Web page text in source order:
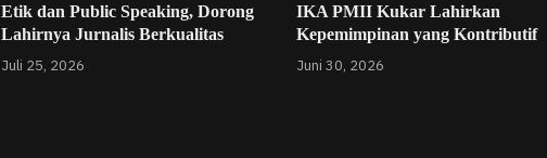
Etik dan Public Speaking, Dorong
Lahirnya Jurnalis Berkualitas
Juli 25, 2026
IKA PMII Kukar Lahirkan
Kepemimpinan yang Kontributif
Juni 30, 2026